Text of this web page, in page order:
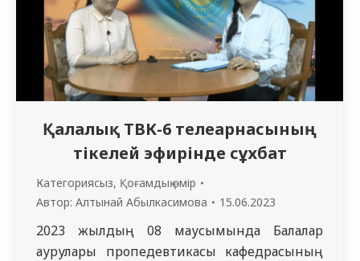
студенттері шақырылды. Студенттер
викторинаға белсенді қатысып, 3 тілде
қойылған сұрақтарға жауап берді. Шара жылы
атмосферада өтіп, қатысушылар
мейірімділік, татулық,…
Қалалық ТВК-6 телеарнасының
тікелей эфирінде сұхбат
Категориясыз, Қоғамдық өмір
Автор: Алтынай Абылкасимова 15.06.2023
2023 жылдың 08 маусымында Балалар
аурулары пропедевтикасы кафедрасының